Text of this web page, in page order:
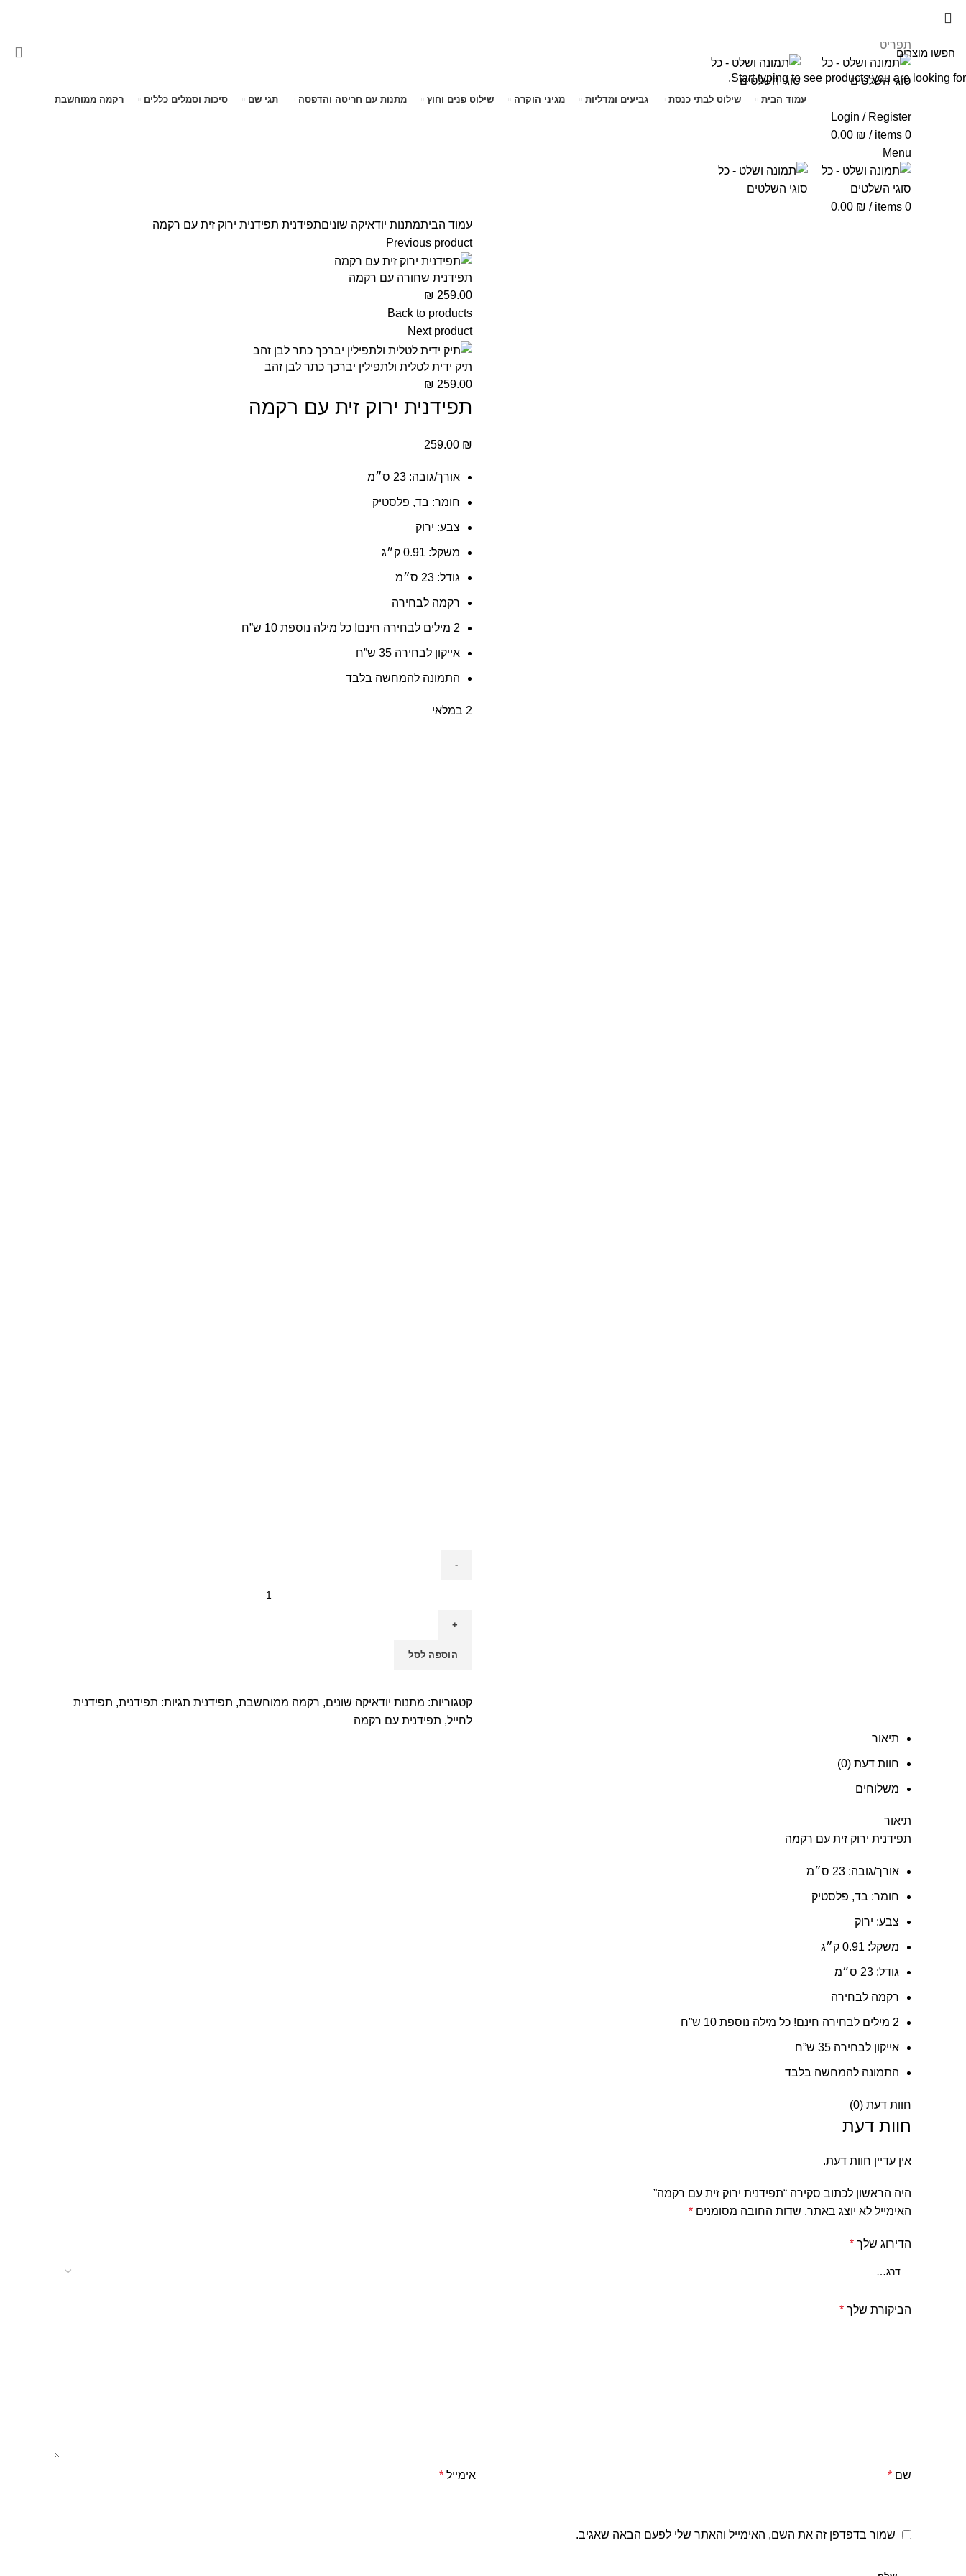
תפריט
עמוד הבית שילוט לבתי כנסת גביעים ומדליות מגיני הוקרה שילוט פנים וחוץ מתנות עם חריטה והדפסה תגי שם סיכות וסמלים כללים רקמה ממוחשבת
Login / Register
0
items
/
0.00 ₪
Menu
0
items
/
0.00 ₪
עמוד הביתמתנות יודאיקה שוניםתפידנית תפידנית ירוק זית עם רקמה
Previous product
תפידנית שחורה עם רקמה
259.00
₪
Back to products
Next product
תיק ידית לטלית ולתפילין יברכך כתר לבן זהב
259.00
₪
תפידנית ירוק זית עם רקמה
259.00 ₪
אורך/גובה: 23 ס״מ
חומר: בד, פלסטיק
צבע: ירוק
משקל: 0.91 ק״ג
גודל: 23 ס״מ
רקמה לבחירה
2 מילים לבחירה חינם! כל מילה נוספת 10 ש”ח
אייקון לבחירה 35 ש”ח
התמונה להמחשה בלבד
2 במלאי
הוספה לסל
קטגוריות: מתנות יודאיקה שונים, רקמה ממוחשבת, תפידנית תגיות: תפידנית, תפידנית
לחייל, תפידנית עם רקמה
תיאור
חוות דעת (0)
משלוחים
תיאור
תפידנית ירוק זית עם רקמה
אורך/גובה: 23 ס״מ
חומר: בד, פלסטיק
צבע: ירוק
משקל: 0.91 ק״ג
גודל: 23 ס״מ
רקמה לבחירה
2 מילים לבחירה חינם! כל מילה נוספת 10 ש”ח
אייקון לבחירה 35 ש”ח
התמונה להמחשה בלבד
חוות דעת (0)
חוות דעת
אין עדיין חוות דעת.
היה הראשון לכתוב סקירה “תפידנית ירוק זית עם רקמה”
האימייל לא יוצג באתר. שדות החובה מסומנים *
הדירוג שלך *
הביקורת שלך *
שם * אימייל *
שמור בדפדפן זה את השם, האימייל והאתר שלי לפעם הבאה שאגיב.
Start typing to see products you are looking for.